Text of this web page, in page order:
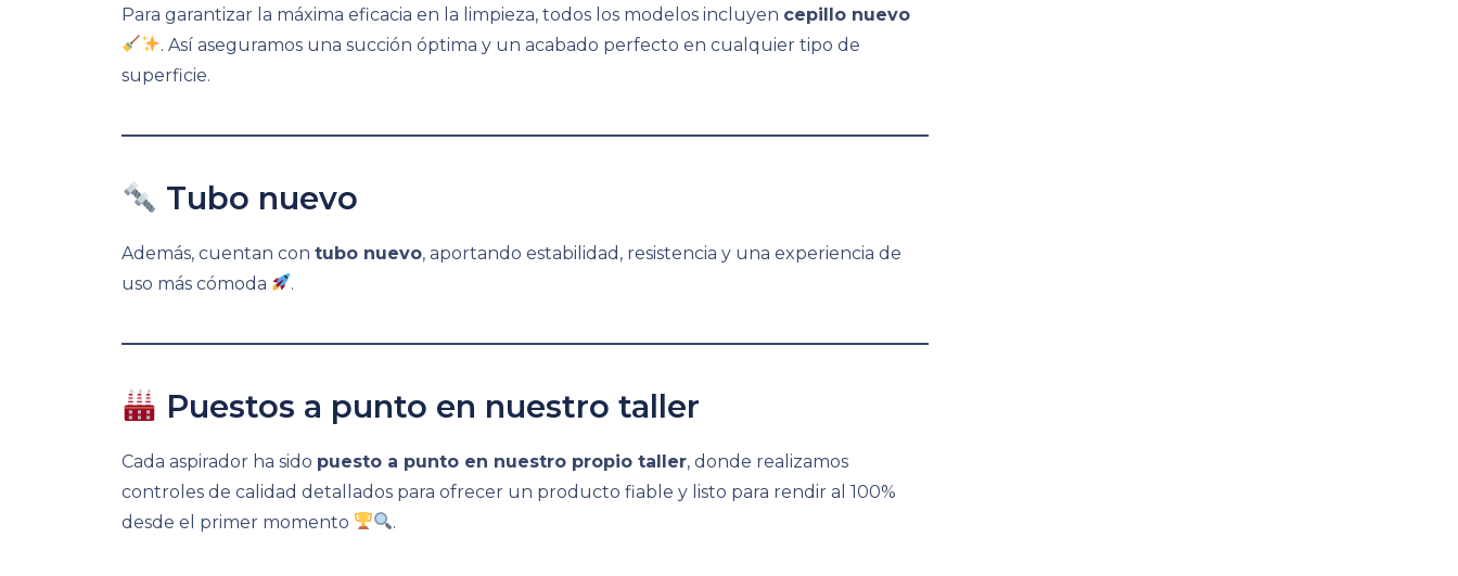
Para garantizar la máxima eficacia en la limpieza, todos los modelos incluyen cepillo nuevo
. Así aseguramos una succión óptima y un acabado perfecto en cualquier tipo de
superficie.
Tubo nuevo
Además, cuentan con tubo nuevo, aportando estabilidad, resistencia y una experiencia de
uso más cómoda
.
Puestos a punto en nuestro taller
Cada aspirador ha sido puesto a punto en nuestro propio taller, donde realizamos
controles de calidad detallados para ofrecer un producto fiable y listo para rendir al 100%
desde el primer momento
.